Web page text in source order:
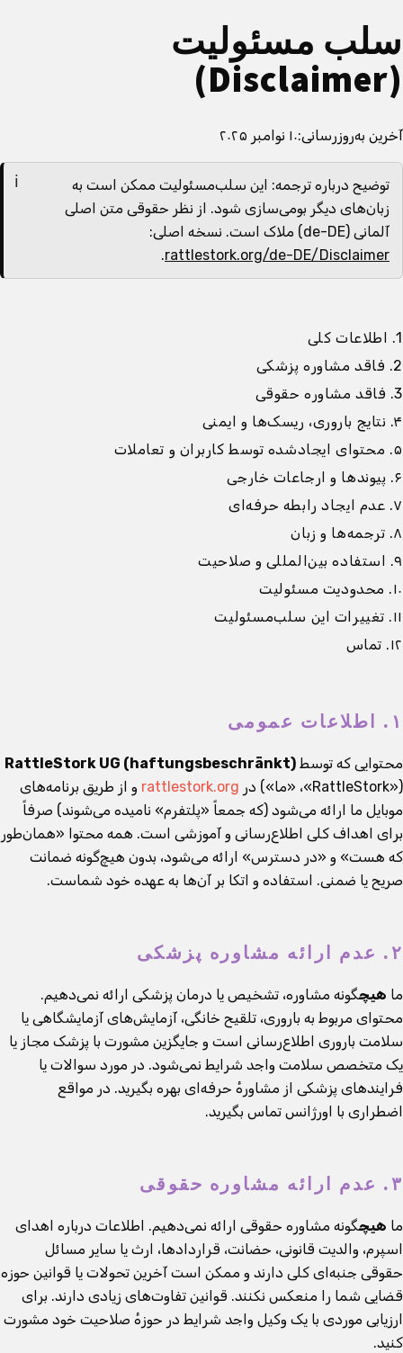
سلب مسئولیت
(Disclaimer)
آخرین به‌روزرسانی:۱۰ نوامبر ۲۰۲۵
توضیح درباره ترجمه: این سلب‌مسئولیت ممکن است به
زبان‌های دیگر بومی‌سازی شود. از نظر حقوقی متن اصلی
آلمانی (de-DE) ملاک است. نسخه اصلی:
rattlestork.org/de-DE/Disclaimer
.
1. اطلاعات کلی
2. فاقد مشاوره پزشکی
3. فاقد مشاوره حقوقی
۴. نتایج باروری، ریسک‌ها و ایمنی
۵. محتوای ایجادشده توسط کاربران و تعاملات
۶. پیوندها و ارجاعات خارجی
۷. عدم ایجاد رابطه حرفه‌ای
۸. ترجمه‌ها و زبان
۹. استفاده بین‌المللی و صلاحیت
۱۰. محدودیت مسئولیت
۱۱. تغییرات این سلب‌مسئولیت
۱۲. تماس
۱. اطلاعات عمومی
محتوایی که توسط RattleStork UG (haftungsbeschränkt)
(«RattleStork»، «ما») در
rattlestork.org و از طریق برنامه‌های
موبایل ما ارائه می‌شود (که جمعاً «پلتفرم» نامیده می‌شوند) صرفاً
برای اهداف کلی اطلاع‌رسانی و آموزشی است. همه محتوا «همان‌طور
که هست» و «در دسترس» ارائه می‌شود، بدون هیچ‌گونه ضمانت
صریح یا ضمنی. استفاده و اتکا بر آن‌ها به عهده خود شماست.
۲. عدم ارائه مشاوره پزشکی
ما هیچگونه مشاوره، تشخیص یا درمان پزشکی ارائه نمی‌دهیم.
محتوای مربوط به باروری، تلقیح خانگی، آزمایش‌های آزمایشگاهی یا
سلامت باروری اطلاع‌رسانی است و جایگزین مشورت با پزشک مجاز یا
یک متخصص سلامت واجد شرایط نمی‌شود. در مورد سوالات یا
فرایندهای پزشکی از مشاورهٔ حرفه‌ای بهره بگیرید. در مواقع
اضطراری با اورژانس تماس بگیرید.
۳. عدم ارائه مشاوره حقوقی
ما هیچگونه مشاوره حقوقی ارائه نمی‌دهیم. اطلاعات درباره اهدای
اسپرم، والدیت قانونی، حضانت، قراردادها، ارث یا سایر مسائل
حقوقی جنبه‌ای کلی دارند و ممکن است آخرین تحولات یا قوانین حوزه
قضایی شما را منعکس نکنند. قوانین تفاوت‌های زیادی دارند. برای
ارزیابی موردی با یک وکیل واجد شرایط در حوزهٔ صلاحیت خود مشورت
کنید.